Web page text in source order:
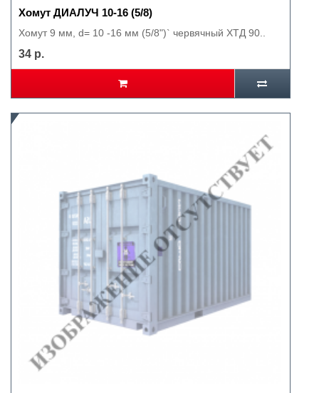
Хомут ДИАЛУЧ 10-16 (5/8)
Хомут 9 мм, d= 10 -16 мм (5/8")` червячный ХТД 90..
34 р.